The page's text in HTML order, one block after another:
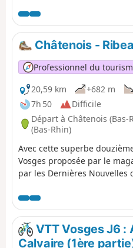
excellent, est constitué de
figurent un logo VTT
la mention TMV (Traversée
Châtenois -
Professionnel du
20,59 km
+682 m
7h 50
Difficile
Départ à Châtenois (Bas-
(Bas-Rhin)
Avec cette superbe
Vosges proposée par le
par les Dernières Nouvelles
commencer par
Après une belle incursion
montagnard de
permet d'accéder au site
VTT Vosges J6 :
Calvaire (1ère